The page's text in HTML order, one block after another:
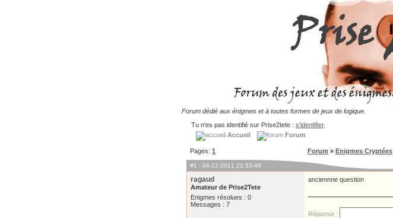
Forum dédié aux énigmes et à toutes formes de jeux de logique.
Tu n'es pas identifié sur Prise2tete : s'identifier.
Accueil
Forum
Pages: 1 Forum » Enigmes Cryptées
#1 - 04-12-2011 21:33:46
ragaud
Amateur de Prise2Tete
Enigmes résolues : 0
Messages : 7
anciennne question
Réponse :